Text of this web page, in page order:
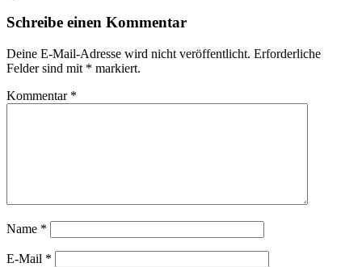
Schreibe einen Kommentar
Deine E-Mail-Adresse wird nicht veröffentlicht. Erforderliche
Felder sind mit * markiert.
Kommentar *
Name *
E-Mail *